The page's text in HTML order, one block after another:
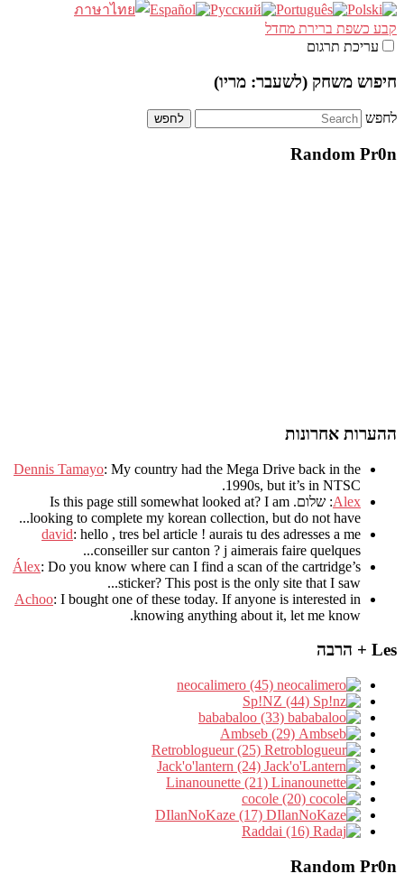
קבע כשפת ברירת מחדל
עריכת תרגום
חיפוש משחק (לשעבר: מריו)
לחפש
Random Pr0n
ההערות אחרונות
Dennis Tamayo: My country had the Mega Drive back in the
1990s, but it’s in NTSC
.
Alex: שלום. Is this page still somewhat looked at? I am
looking to complete my korean collection, but do not have..
.
david: hello , tres bel article ! aurais tu des adresses a me
conseiller sur canton ? j aimerais faire quelques..
.
Álex: Do you know where can I find a scan of the cartridge’s
sticker? This post is the only site that I saw...
Achoo: I bought one of these today. If anyone is interested in
knowing anything about it, let me know.
Les + הרבה
Random Pr0n